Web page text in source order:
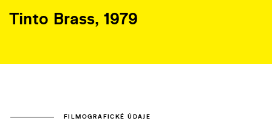
Tinto Brass, 1979
FILMOGRAFICKÉ ÚDAJE